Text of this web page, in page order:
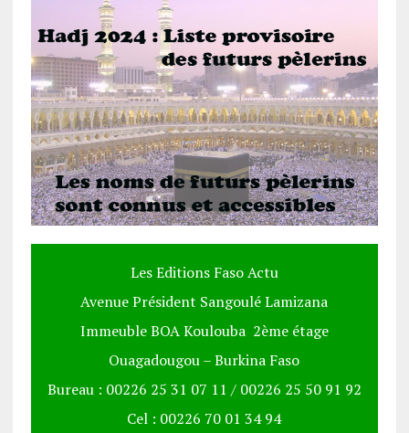
Les Editions Faso Actu
Avenue Président Sangoulé Lamizana
Immeuble BOA Koulouba 2ème étage
Ouagadougou – Burkina Faso
Bureau : 00226 25 31 07 11 / 00226 25 50 91 92
Cel : 00226 70 01 34 94